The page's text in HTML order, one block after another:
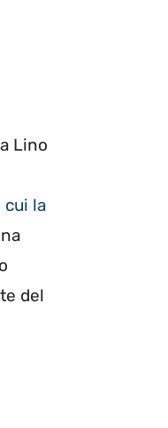
Lino
cui la
del